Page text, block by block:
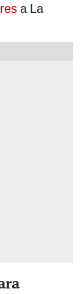
a La